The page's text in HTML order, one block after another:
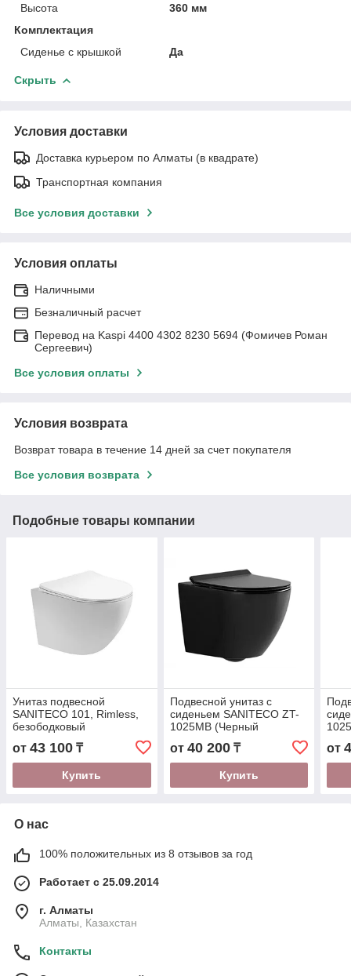
Высота
360 мм
Комплектация
Сиденье с крышкой
Да
Скрыть
Условия доставки
Доставка курьером по Алматы (в квадрате)
Транспортная компания
Все условия доставки
Условия оплаты
Наличными
Безналичный расчет
Перевод на Kaspi 4400 4302 8230 5694 (Фомичев Роман
Сергеевич)
Все условия оплаты
Условия возврата
Возврат товара в течение 14 дней за счет покупателя
Все условия возврата
Подобные товары компании
Унитаз подвесной
SANITECO 101, Rimless,
безободковый
490x360x320 мм
от 43 100 ₸
Купить
Подвесной унитаз с
сиденьем SANITECO ZT-
1025MB (Черный
матовый) 490*360*360 мм
от 40 200₸
Купить
от
О нас
100% положительных из 8 отзывов за год
Работает с 25.09.2014
г. Алматы
Алматы, Казахстан
Контакты